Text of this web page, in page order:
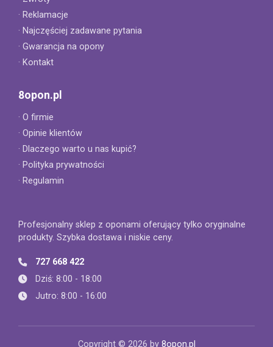
· Reklamacje
· Najczęściej zadawane pytania
· Gwarancja na opony
· Kontakt
8opon.pl
· O firmie
· Opinie klientów
· Dlaczego warto u nas kupić?
· Polityka prywatności
· Regulamin
Profesjonalny sklep z oponami oferujący tylko oryginalne
produkty. Szybka dostawa i niskie ceny.
727 668 422
Dziś: 8:00 - 18:00
Jutro: 8:00 - 16:00
Copyright © 2026 by 8opon.pl